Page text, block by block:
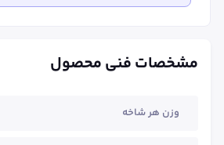
مشخصات فنی محصول
وزن هر شاخه